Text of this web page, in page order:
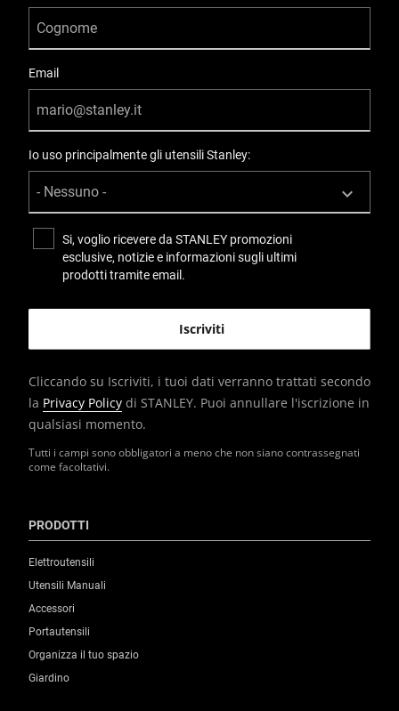
Tutti i campi sono obbligatori a meno che non siano contrassegnati
come facoltativi.
Email
Io uso principalmente gli utensili Stanley:
Si, voglio ricevere da STANLEY promozioni
esclusive, notizie e informazioni sugli ultimi
prodotti tramite email.
Cliccando su Iscriviti, i tuoi dati verranno trattati secondo
la Privacy Policy di STANLEY. Puoi annullare l'iscrizione in
qualsiasi momento.
PRODOTTI
Elettroutensili
Utensili Manuali
Accessori
Portautensili
Organizza il tuo spazio
Giardino